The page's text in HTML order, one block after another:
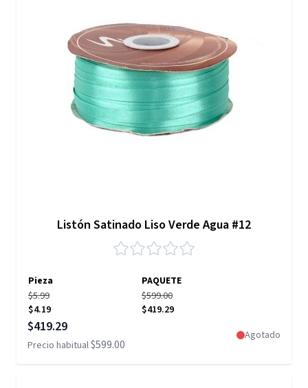
Listón Satinado Liso Verde Agua #12
Pieza
PAQUETE
$5.99
$4.19
$599.00
$419.29
Precio especial
$419.29
Precio habitual$599.00
Agotado